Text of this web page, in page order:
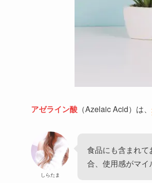
アゼライン酸 （Azelaic Acid）は、
しらたま
食品にも含まれ
合、使用感がマ